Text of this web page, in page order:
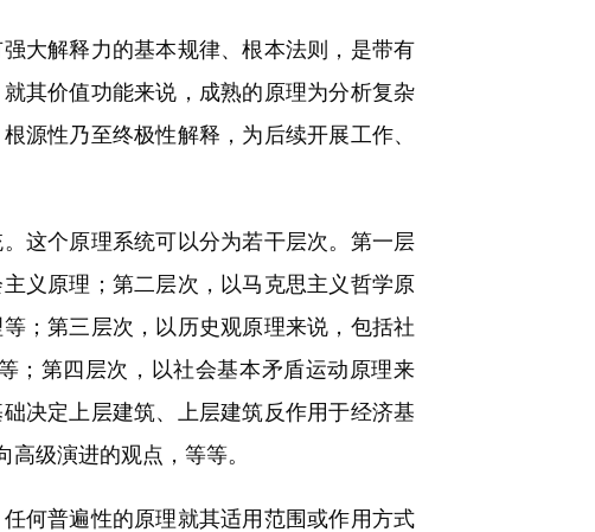
大解释力的基本规律、根本法则，是带有
其价值功能来说，成熟的原理为分析复杂
源性乃至终极性解释，为后续开展工作、
这个原理系统可以分为若干层次。第一层
义原理；第二层次，以马克思主义哲学原
；第三层次，以历史观原理来说，包括社
；第四层次，以社会基本矛盾运动原理来
决定上层建筑、上层建筑反作用于经济基
级演进的观点，等等。
何普遍性的原理就其适用范围或作用方式